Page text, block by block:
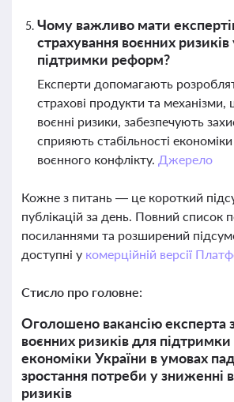
Чому важливо мати
страхування воєнних
підтримки реформ?
Експерти допомагають
страхові продукти та
воєнні ризики, забезпечують
сприяють стабільності
воєнного конфлікту. Джерело
Кожне з питань — це короткий
публікацій за день. Повний список
посиланнями та розширений
доступні у комерційній версії
Стисло про головне:
Оголошено вакансію експерта
воєнних ризиків для підтримки
економіки України в умовах
зростання потреби у зниженні
ризиків